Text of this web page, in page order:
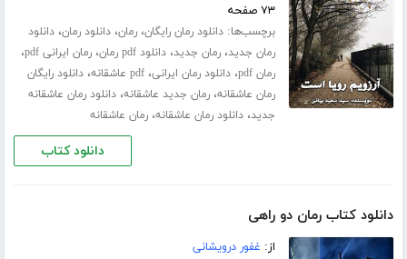
۷۳ صفحه
برچسب‌ها:دانلود رمان رایگان،رمان،دانلود رمان،دانلود
رمان جدید،رمان جدید،دانلود pdf رمان ،رمان ایرانی pdf ،
رمان pdf ،دانلود رمان ایرانی،pdf عاشقانه ،دانلود رایگان
رمان عاشقانه،رمان جدید عاشقانه،دانلود رمان عاشقانه
جدید،دانلود رمان عاشقانه،رمان عاشقانه
دانلود کتاب
دانلود کتاب رمان دو راهی
از: غفور درویشانی